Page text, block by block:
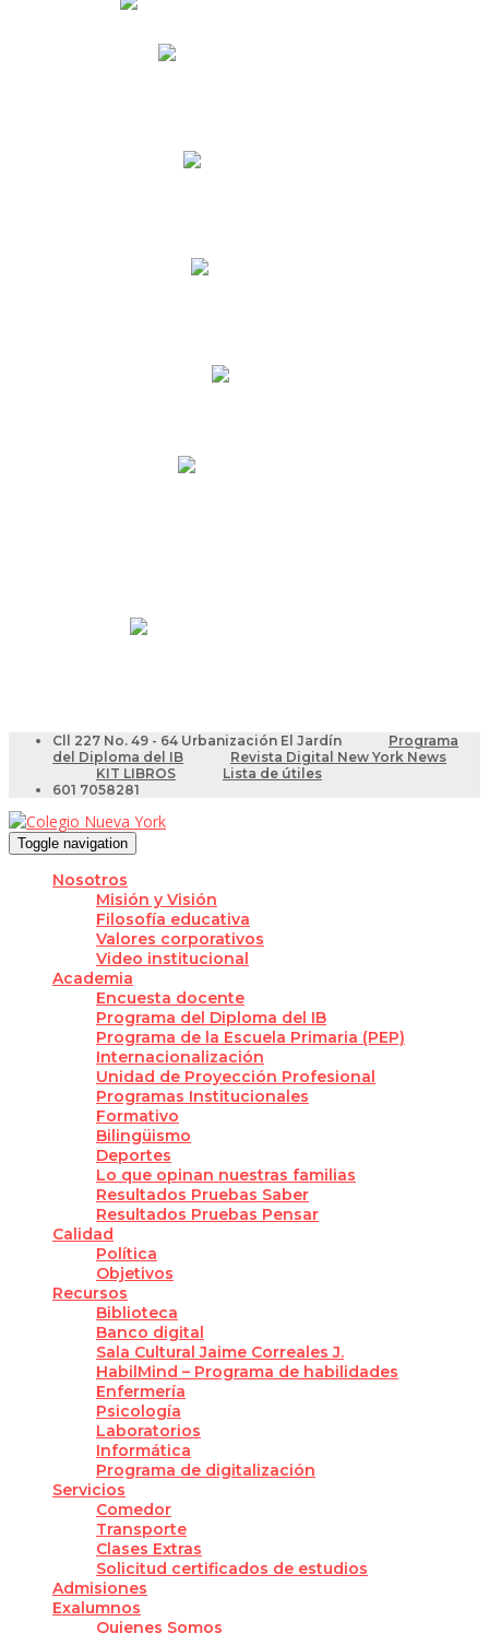
Cll 227 No. 49 - 64 Urbanización El Jardín
Programa
del Diploma del IB
Revista Digital New York News
KIT LIBROS
Lista de útiles
601 7058281
Toggle navigation
Nosotros
Misión y Visión
Filosofía educativa
Valores corporativos
Video institucional
Academia
Encuesta docente
Programa del Diploma del IB
Programa de la Escuela Primaria (PEP)
Internacionalización
Unidad de Proyección Profesional
Programas Institucionales
Formativo
Bilingüismo
Deportes
Lo que opinan nuestras familias
Resultados Pruebas Saber
Resultados Pruebas Pensar
Calidad
Política
Objetivos
Recursos
Biblioteca
Banco digital
Sala Cultural Jaime Correales J.
HabilMind – Programa de habilidades
Enfermería
Psicología
Laboratorios
Informática
Programa de digitalización
Servicios
Comedor
Transporte
Clases Extras
Solicitud certificados de estudios
Admisiones
Exalumnos
Quienes Somos